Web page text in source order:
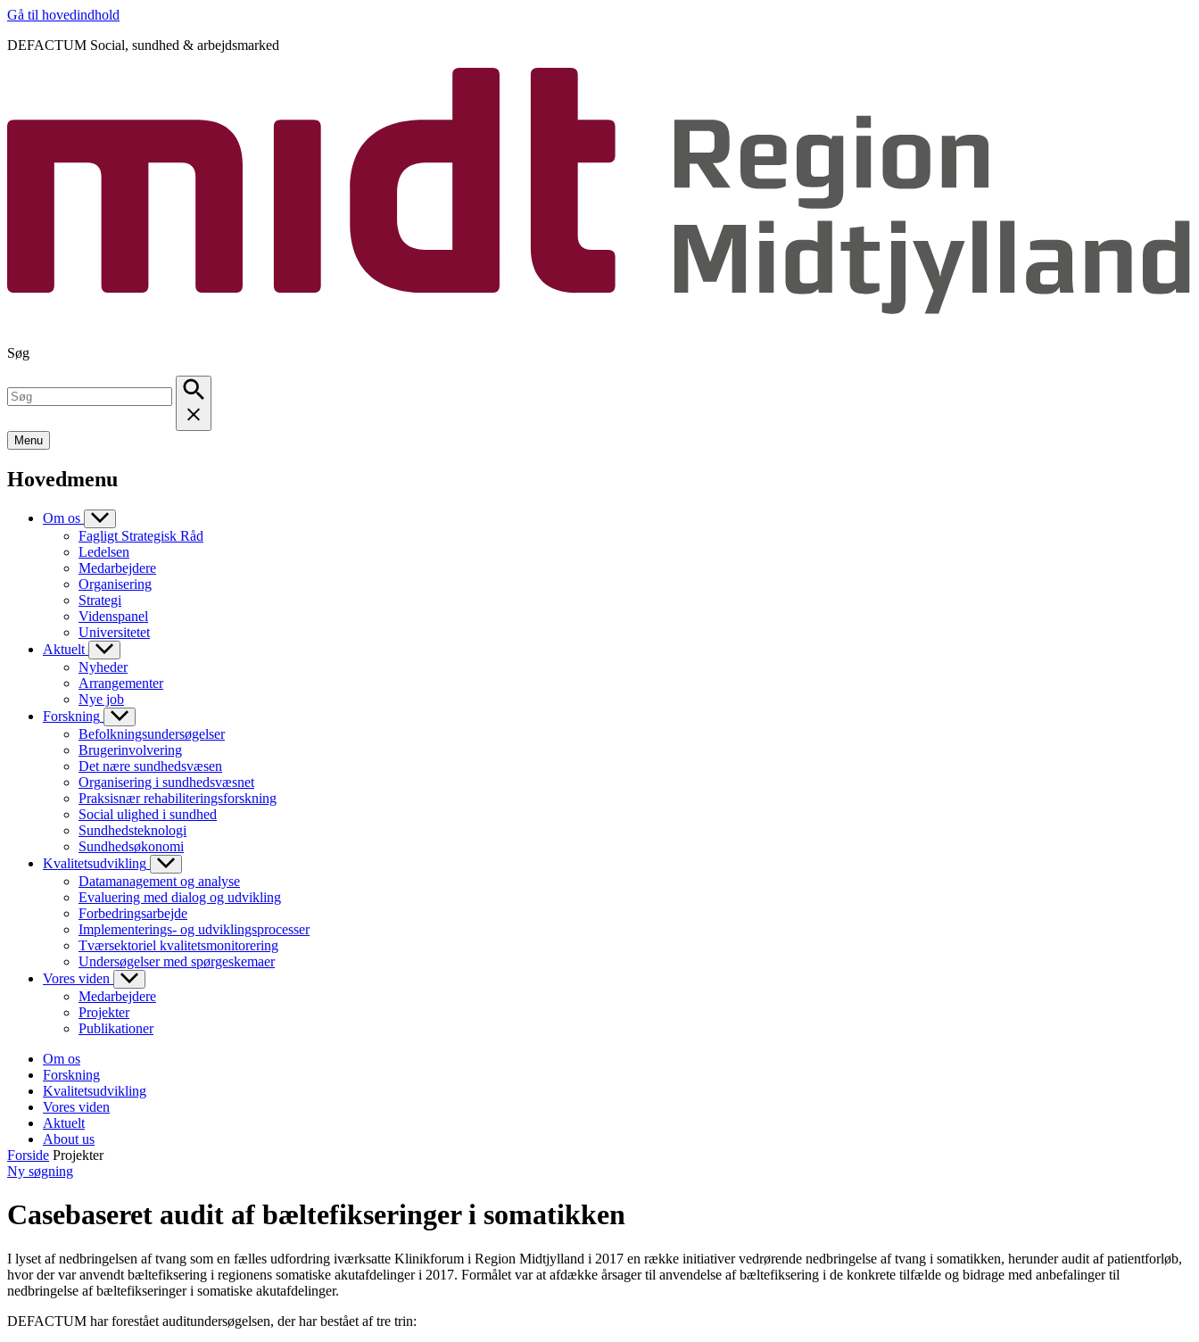
Gå til hovedindhold
DEFACTUM Social, sundhed & arbejdsmarked
Søg
Menu
Hovedmenu
Om os
Fagligt Strategisk Råd
Ledelsen
Medarbejdere
Organisering
Strategi
Videnspanel
Universitetet
Aktuelt
Nyheder
Arrangementer
Nye job
Forskning
Befolkningsundersøgelser
Brugerinvolvering
Det nære sundhedsvæsen
Organisering i sundhedsvæsnet
Praksisnær rehabiliteringsforskning
Social ulighed i sundhed
Sundhedsteknologi
Sundhedsøkonomi
Kvalitetsudvikling
Datamanagement og analyse
Evaluering med dialog og udvikling
Forbedringsarbejde
Implementerings- og udviklingsprocesser
Tværsektoriel kvalitetsmonitorering
Undersøgelser med spørgeskemaer
Vores viden
Medarbejdere
Projekter
Publikationer
Om os
Forskning
Kvalitetsudvikling
Vores viden
Aktuelt
About us
Forside Projekter
Ny søgning
Casebaseret audit af bæltefikseringer i somatikken
I lyset af nedbringelsen af tvang som en fælles udfordring iværksatte Klinikforum i Region Midtjylland i 2017 en række initiativer vedrørende nedbringelse af tvang i somatikken, herunder audit af patientforløb,
hvor der var anvendt bæltefiksering i regionens somatiske akutafdelinger i 2017. Formålet var at afdække årsager til anvendelse af bæltefiksering i de konkrete tilfælde og bidrage med anbefalinger til
nedbringelse af bæltefikseringer i somatiske akutafdelinger.
DEFACTUM har forestået auditundersøgelsen, der har bestået af tre trin: